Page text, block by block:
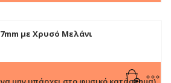
με Χρυσό Mελάνι